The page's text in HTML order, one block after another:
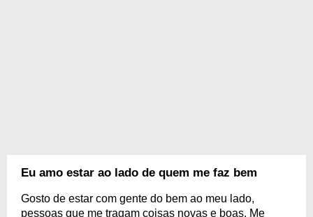
Eu amo estar ao lado de quem me faz bem
Gosto de estar com gente do bem ao meu lado,
pessoas que me tragam coisas novas e boas. Me